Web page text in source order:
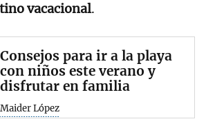
vacacional.
Consejos para ir a la playa
con niños este verano y
disfrutar en familia
Maider López